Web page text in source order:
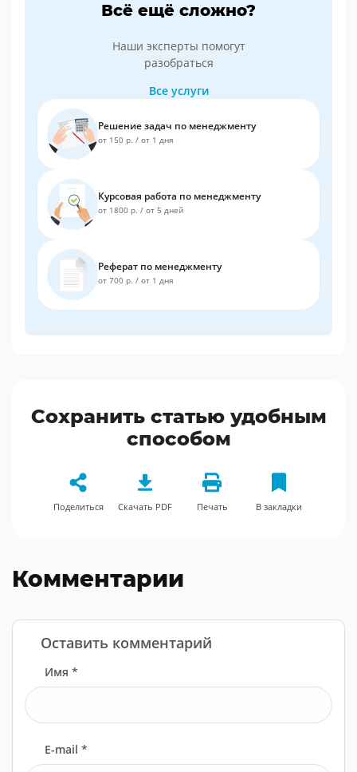
Всё ещё сложно?
Наши эксперты помогут
разобраться
Все услуги
Решение задач по менеджменту
от 150 р. / от 1 дня
Курсовая работа по менеджменту
от 1800 р. / от 5 дней
Реферат по менеджменту
от 700 р. / от 1 дня
Сохранить статью удобным
способом
Поделиться Скачать PDF Печать В закладки
Комментарии
Оставить комментарий
Имя *
E-mail *